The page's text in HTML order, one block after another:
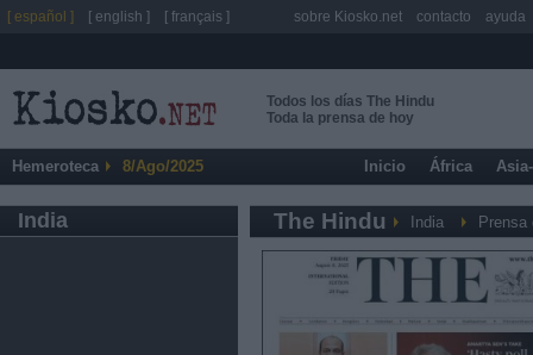
Todos los días The Hindu
Toda la prensa de hoy
Hemeroteca 8/Ago/2025 Inicio África
India The Hindu India Prensa
[ español ] [ english ] [ français ] sobre Kiosko.net contacto ayuda